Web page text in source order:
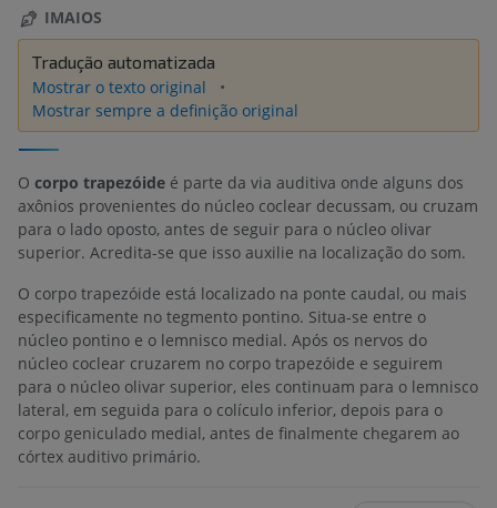
IMAIOS
Tradução automatizada
Mostrar o texto original
Mostrar sempre a definição original
O corpo trapezóide é parte da via auditiva onde alguns dos
axônios provenientes do núcleo coclear decussam, ou cruzam
para o lado oposto, antes de seguir para o núcleo olivar
superior. Acredita-se que isso auxilie na localização do som.
O corpo trapezóide está localizado na ponte caudal, ou mais
especificamente no tegmento pontino. Situa-se entre o
núcleo pontino e o lemnisco medial. Após os nervos do
núcleo coclear cruzarem no corpo trapezóide e seguirem
para o núcleo olivar superior, eles continuam para o lemnisco
lateral, em seguida para o colículo inferior, depois para o
corpo geniculado medial, antes de finalmente chegarem ao
córtex auditivo primário.